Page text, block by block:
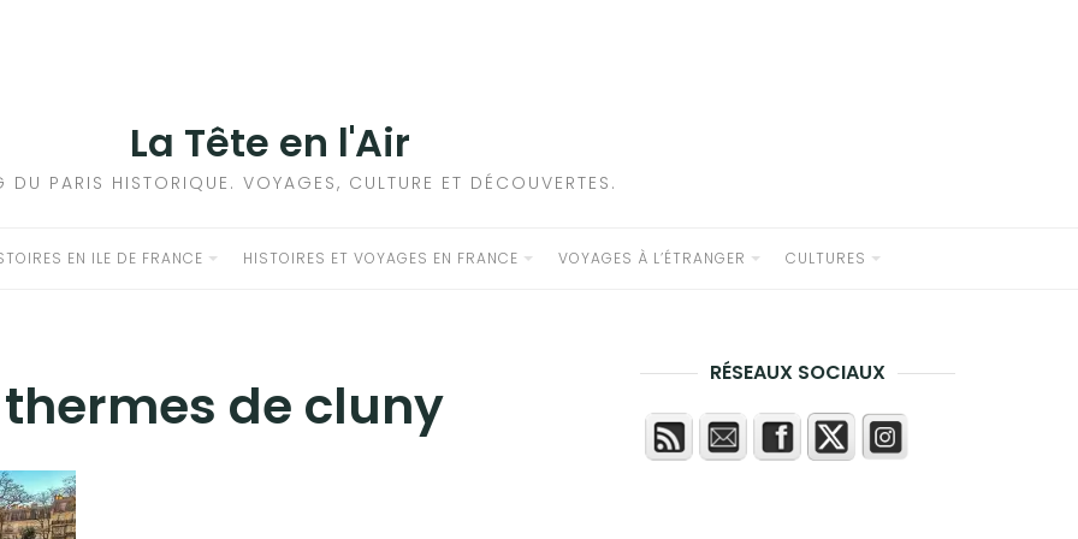
La Tête en l'Air
DU PARIS HISTORIQUE. VOYAGES, CULTURE ET DÉCOUVERTES.
EN ILE DE FRANCE HISTOIRES ET VOYAGES EN FRANCE VOYAGES À L’ÉTRANGER CULTURES
thermes de cluny RÉSEAUX SOCIAUX